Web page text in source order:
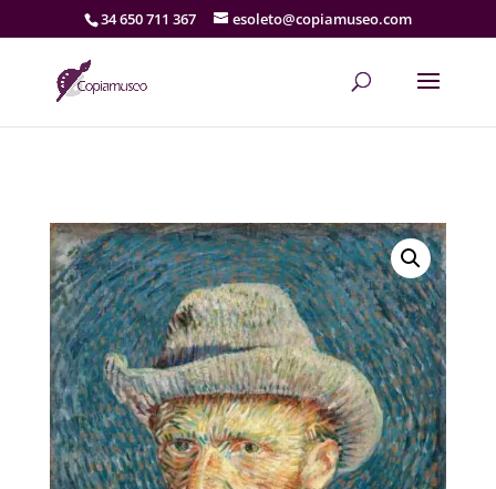
34 650 711 367 esoleto@copiamuseo.com